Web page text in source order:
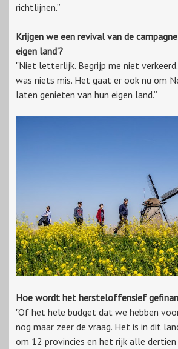
richtlijnen.”
Krijgen we een revival van de campagne
eigen land’?
"Niet letterlijk. Begrijp me niet
was niets mis. Het gaat er ook nu om
laten genieten van hun eigen land.”
Hoe wordt het hersteloffensief
"Of het hele budget dat we hebben
nog maar zeer de vraag. Het is in dit
om 12 provincies en het rijk alle